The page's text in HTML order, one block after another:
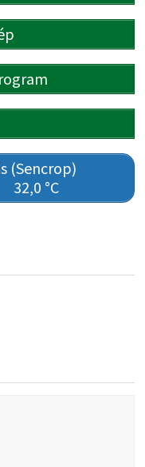
(Sencrop)
32,0 °C